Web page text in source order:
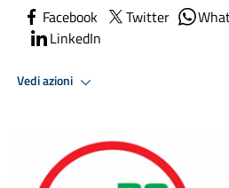
Facebook Twitter
LinkedIn
Vedi azioni